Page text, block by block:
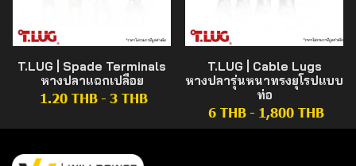
T.LUG | Spade Terminals
หางปลาแฉกเปลือย
1.20 THB - 3 THB
T.LUG | Cable Lugs
หางปลารุ่นหนาทรงยุโรปแบบ
ท่อ
6 THB - 1,800 THB